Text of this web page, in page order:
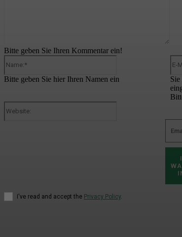
Bitte geben Sie Ihren Kommentar ein!
Bitte geben Sie hier Ihren Namen ein
I
I've read and accept the Privacy Policy